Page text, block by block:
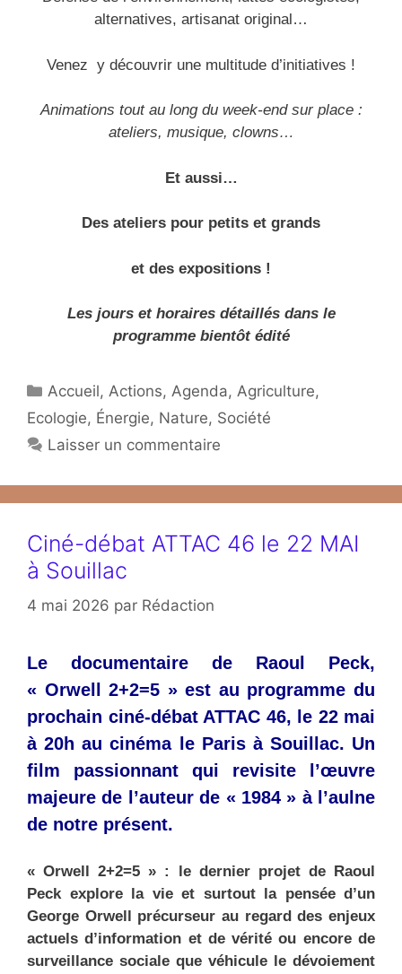
alternatives, artisanat original…
Venez y découvrir une multitude d’initiatives !
Animations tout au long du week-end sur place :
ateliers, musique, clowns…
Et aussi…
Des ateliers pour petits et grands
et des expositions !
Les jours et horaires détaillés dans le
programme bientôt édité
Catégories
Accueil,Actions,Agenda,Agriculture,
Ecologie, Énergie, Nature, Société
Laisser un commentaire
Ciné-débat ATTAC 46 le 22 MAI
à Souillac
4 mai 2026 par Rédaction
Le documentaire de Raoul Peck,
« Orwell 2+2=5 » est au programme du
prochain ciné-débat ATTAC 46, le 22 mai
à 20h au cinéma le Paris à Souillac. Un
film passionnant qui revisite l’œuvre
majeure de l’auteur de « 1984 » à l’aulne
de notre présent.
« Orwell 2+2=5 » : le dernier projet de Raoul
Peck explore la vie et surtout la pensée d’un
George Orwell précurseur au regard des enjeux
actuels d’information et de vérité ou encore de
surveillance sociale que véhicule le dévoiement